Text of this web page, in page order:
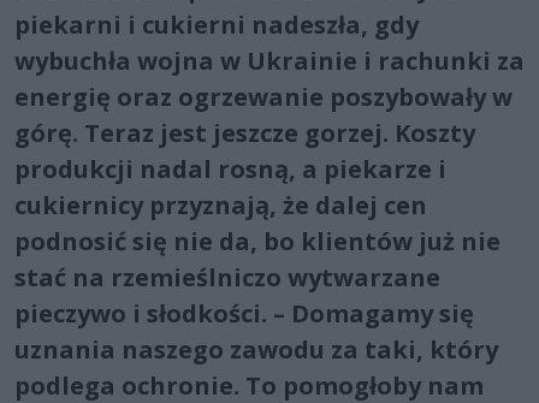
piekarni i cukierni nadeszła, gdy
wybuchła wojna w Ukrainie i rachunki za
energię oraz ogrzewanie poszybowały w
górę. Teraz jest jeszcze gorzej. Koszty
produkcji nadal rosną, a piekarze i
cukiernicy przyznają, że dalej cen
podnosić się nie da, bo klientów już nie
stać na rzemieślniczo wytwarzane
pieczywo i słodkości. – Domagamy się
uznania naszego zawodu za taki, który
podlega ochronie. To pomogłoby nam